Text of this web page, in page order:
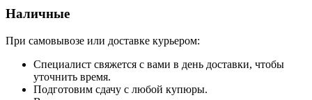
Наличные
При самовывозе или доставке курьером:
Специалист свяжется с вами в день доставки, чтобы
уточнить время.
Подготовим сдачу с любой купюры.